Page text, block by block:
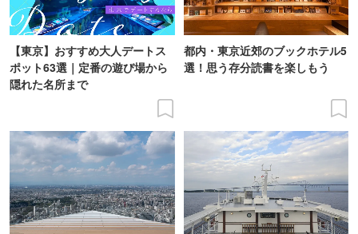
【東京】おすすめ大人デートス
ポット63選｜定番の遊び場から
隠れた名所まで
都内・東京近郊のブックホテル5
選！思う存分読書を楽しもう